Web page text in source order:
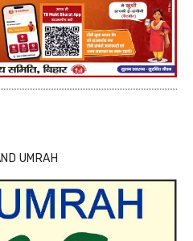
UMRAH